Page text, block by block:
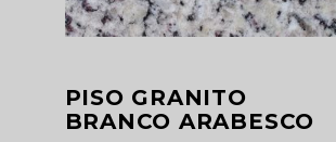
PISO GRANITO
BRANCO ARABESCO